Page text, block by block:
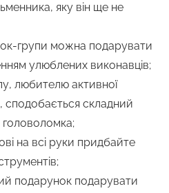
яку він ще не
групи можна подарувати
улюблених виконавців;
любителю активної
сподобається складний
на всі руки придбайте
подарунок подарувати